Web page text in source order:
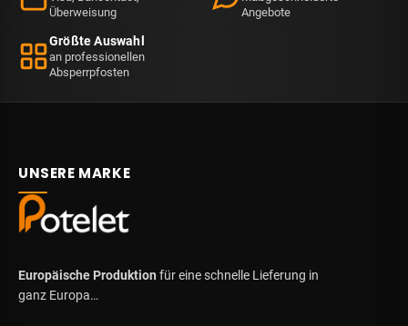
Überweisung
Angebote
Größte Auswahl
an professionellen
Absperrpfosten
UNSERE MARKE
Europäische Produktion für eine schnelle Lieferung in
ganz Europa…